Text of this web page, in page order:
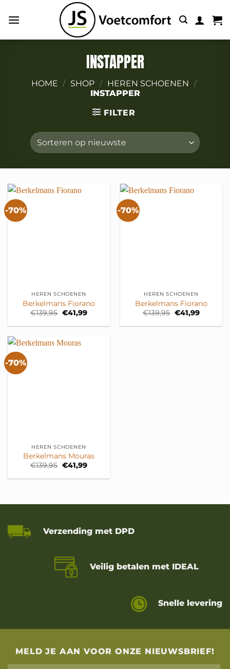
naar
INSTAPPER
HOME / SHOP / HEREN SCHOENEN /
INSTAPPER
FILTER
-70%
HEREN SCHOENEN
Berkelmans Fiorano
€139,95 Oorspronkelijke
prijs
was:
€41,99Huidige
is:
-70%
HEREN SCHOENEN
Berkelmans Fiorano
€139,95
prijs
was:
€41,99Huidige
is:
-70%
HEREN SCHOENEN
Berkelmans Mouras
€139,95 Oorspronkelijke
prijs
was:
€41,99Huidige
is:
Verzending met DPD
Veilig betalen met IDEAL
Snelle levering
MELD JE AAN VOOR ONZE NIEUWSBRIEF!